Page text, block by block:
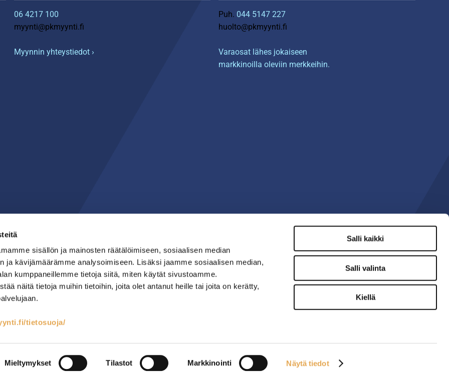
sisällön ja mainosten räätälöimiseen, sosiaalisen median
ja kävijämäärämme analysoimiseen. Lisäksi jaamme sosiaalisen median,
kumppaneillemme tietoja siitä, miten käytät sivustoamme.
näitä tietoja muihin tietoihin, joita olet antanut heille tai joita on kerätty,
tietosuoja/
Mieltymykset Tilastot Markkinointi Näytä tiedot
Salli kaikki
Salli valinta
Kiellä
06 4217 100
myynti@pkmyynti.fi
Myynnin yhteystiedot ›
Puh. 044 5147 227
huolto@pkmyynti.fi
Varaosat lähes jokaiseen
markkinoilla oleviin merkkeihin.
RST-kalusteet
Mainostoimisto Semio